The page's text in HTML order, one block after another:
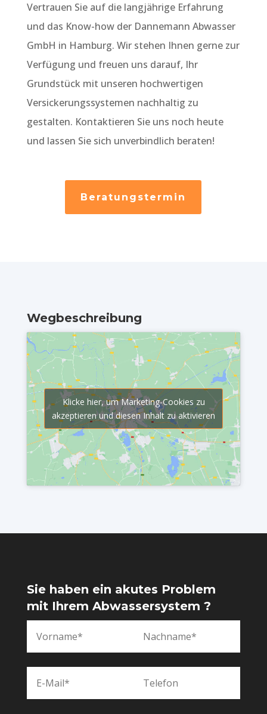
Vertrauen Sie auf die langjährige Erfahrung
und das Know-how der Dannemann Abwasser
GmbH in Hamburg. Wir stehen Ihnen gerne zur
Verfügung und freuen uns darauf, Ihr
Grundstück mit unseren hochwertigen
Versickerungssystemen nachhaltig zu
gestalten. Kontaktieren Sie uns noch heute
und lassen Sie sich unverbindlich beraten!
Beratungstermin
Wegbeschreibung
Klicke hier, um Marketing-Cookies zu
akzeptieren und diesen Inhalt zu aktivieren
Sie haben ein akutes Problem
mit Ihrem Abwassersystem ?